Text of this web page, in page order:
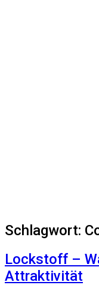
Schlagwort:
Lockstoff –
Attraktivität